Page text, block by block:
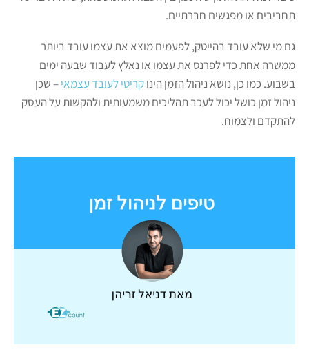
תחביבים או מפגשים חברתיים.
גם מי שלא עובד בהייטק, לפעמים מוצא את עצמו עובד ביותר
ממשרה אחת כדי לפרנס את עצמו או נאלץ לעבוד שבעה ימים
בשבוע. כמו כן, נושא ניהול הזמן הינוקריטי לעובד עצמאי– שכן
ניהול זמן כושל יכול לעכב תהליכים משמעותית ולהקשות על העסק
להתקדם ולצמוח.